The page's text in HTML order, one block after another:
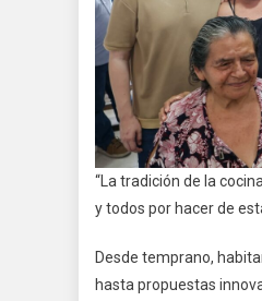
“La tradición de la
y todos por hacer de
Desde temprano,
hasta propuestas